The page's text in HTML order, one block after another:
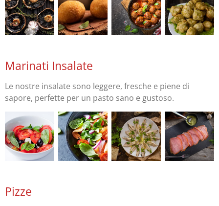
Marinati Insalate
Le nostre insalate sono leggere, fresche e piene di
sapore, perfette per un pasto sano e gustoso.
Pizze